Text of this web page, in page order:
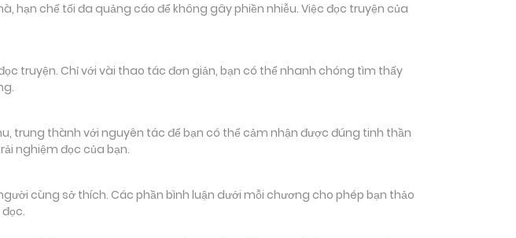
hạn chế tối đa quảng cáo để không gây phiền nhiễu. Việc đọc truyện của
truyện. Chỉ với vài thao tác đơn giản, bạn có thể nhanh chóng tìm thấy
thành với nguyên tác để bạn có thể cảm nhận được đúng tinh thần
nghiệm đọc của bạn.
cùng sở thích. Các phần bình luận dưới mỗi chương cho phép bạn thảo